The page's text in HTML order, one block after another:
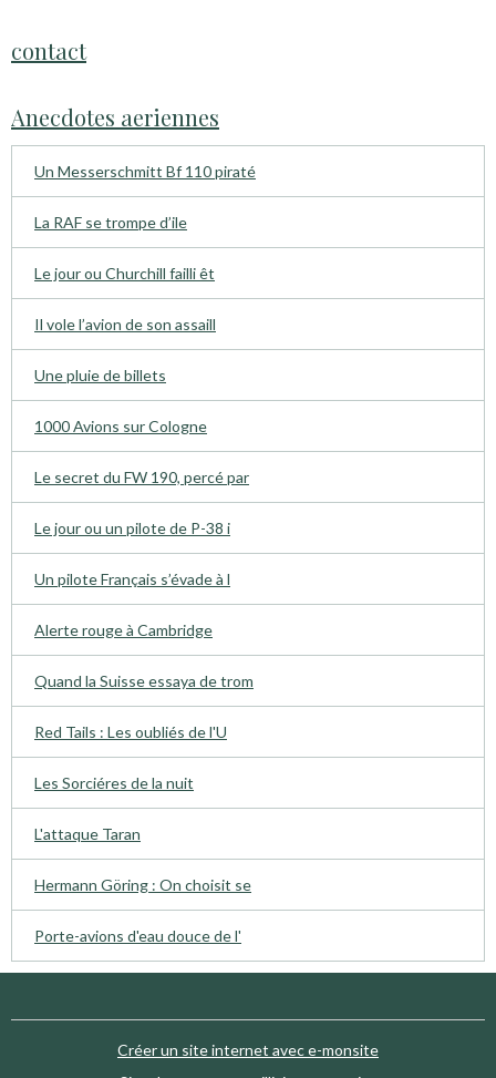
contact
Anecdotes aeriennes
Un Messerschmitt Bf 110 piraté
La RAF se trompe d’ile
Le jour ou Churchill failli êt
Il vole l’avion de son assaill
Une pluie de billets
1000 Avions sur Cologne
Le secret du FW 190, percé par
Le jour ou un pilote de P-38 i
Un pilote Français s’évade à l
Alerte rouge à Cambridge
Quand la Suisse essaya de trom
Red Tails : Les oubliés de l'U
Les Sorciéres de la nuit
L'attaque Taran
Hermann Göring : On choisit se
Porte-avions d'eau douce de l'
Créer un site internet avec e-monsite